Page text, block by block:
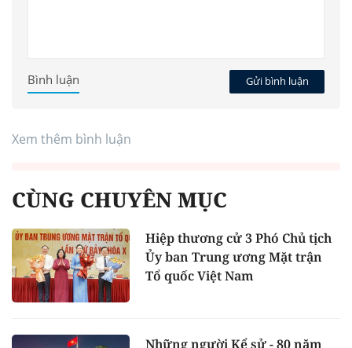
Gửi bình luận
Bình luận
Xem thêm bình luận
CÙNG CHUYÊN MỤC
Hiệp thương cử 3 Phó Chủ tịch
Ủy ban Trung ương Mặt trận
Tổ quốc Việt Nam
Những người Kể sử - 80 năm